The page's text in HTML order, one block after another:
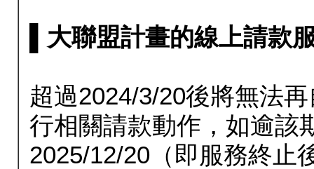
▌大聯盟計畫的線上請款
超過2024/3/20後將無法
行相關請款動作，如逾該
2025/12/20（即服務終止